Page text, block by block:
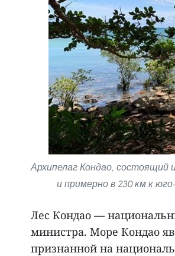
Архипелаг Кондао, состоящий
и примерно в 230 км к
Лес Кондао —
министра. Море Кондао
признанной на